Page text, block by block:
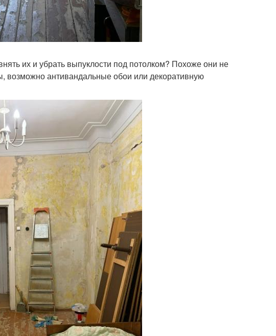
их и убрать выпуклости под потолком? Похоже они не
возможно антивандальные обои или декоративную